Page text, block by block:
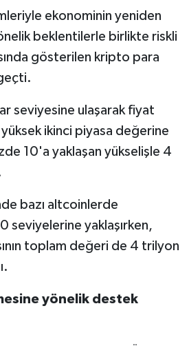
ekonominin yeniden
beklentilerle birlikte riskli
gösterilen kripto para
seviyesine ulaşarak fiyat
ikinci piyasa değerine
10'a yaklaşan yükselişle 4
bazı altcoinlerde
seviyelerine yaklaşırken,
toplam değeri de 4 trilyon
yönelik destek